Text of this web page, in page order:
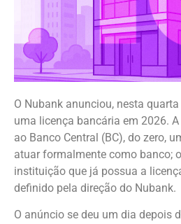
O Nubank anunciou, nesta
uma licença bancária em 2026.
ao Banco Central (BC), do zero,
atuar formalmente como banco;
instituição que já possua a
definido pela direção do Nubank.
O anúncio se deu um dia depois